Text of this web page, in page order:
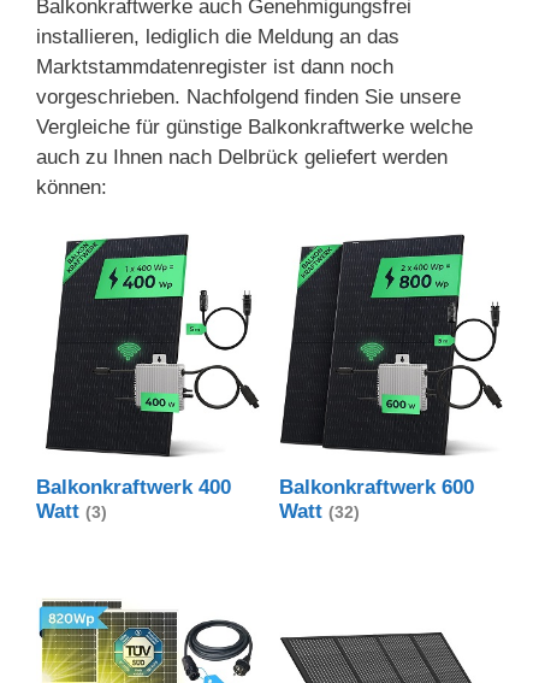
Balkonkraftwerke auch Genehmigungsfrei
installieren, lediglich die Meldung an das
Marktstammdatenregister ist dann noch
vorgeschrieben. Nachfolgend finden Sie unsere
Vergleiche für günstige Balkonkraftwerke welche
auch zu Ihnen nach Delbrück geliefert werden
können:
Balkonkraftwerk 400
Watt (3)
Balkonkraftwerk 600
Watt (32)